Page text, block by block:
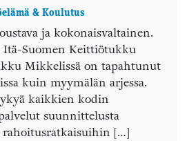
& Koulutus
ja kokonaisvaltainen.
Suomen Keittiötukku
Mikkelissä on tapahtunut
kuin myymälän arjessa.
kaikkien kodin
suunnittelusta
rahoitusratkaisuihin […]